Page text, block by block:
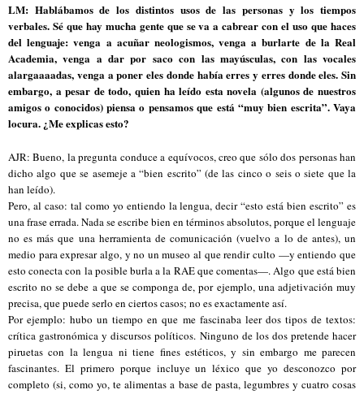
LM: Hablábamos de los distintos usos de las personas y los tiempos
verbales. Sé que hay mucha gente que se va a cabrear con el uso que haces
del lenguaje: venga a acuñar neologismos, venga a burlarte de la Real
Academia, venga a dar por saco con las mayúsculas, con las vocales
alargaaaadas, venga a poner eles donde había erres y erres donde eles. Sin
embargo, a pesar de todo, quien ha leído esta novela (algunos de nuestros
amigos o conocidos) piensa o pensamos que está “muy bien escrita”. Vaya
locura. ¿Me explicas esto?
AJR: Bueno, la pregunta conduce a equívocos, creo que sólo dos personas han
dicho algo que se asemeje a “bien escrito” (de las cinco o seis o siete que la
han leído).
Pero, al caso: tal como yo entiendo la lengua, decir “esto está bien escrito” es
una frase errada. Nada se escribe bien en términos absolutos, porque el lenguaje
no es más que una herramienta de comunicación (vuelvo a lo de antes), un
medio para expresar algo, y no un museo al que rendir culto —y entiendo que
esto conecta con la posible burla a la RAE que comentas—. Algo que está bien
escrito no se debe a que se componga de, por ejemplo, una adjetivación muy
precisa, que puede serlo en ciertos casos; no es exactamente así.
Por ejemplo: hubo un tiempo en que me fascinaba leer dos tipos de textos:
crítica gastronómica y discursos políticos. Ninguno de los dos pretende hacer
piruetas con la lengua ni tiene fines estéticos, y sin embargo me parecen
fascinantes. El primero porque incluye un léxico que yo desconozco por
completo (si, como yo, te alimentas a base de pasta, legumbres y cuatro cosas